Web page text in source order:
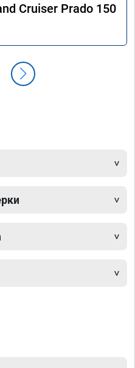
Cruiser Prado 150